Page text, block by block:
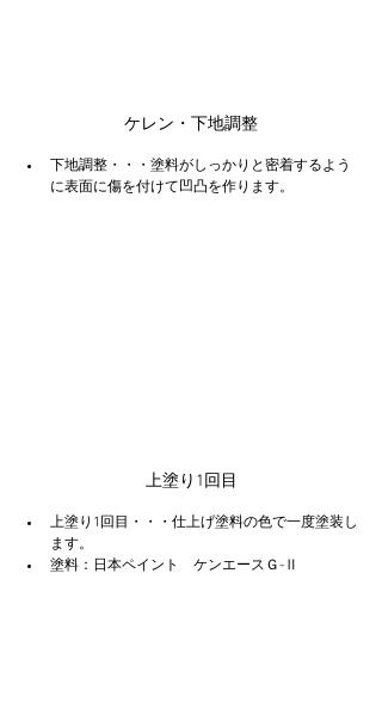
ケレン・下地調整
下地調整・・・塗料がしっかりと密着するよう
に表面に傷を付けて凹凸を作ります。
上塗り1回目
上塗り1回目・・・仕上げ塗料の色で一度塗装し
ます。
塗料：日本ペイント　ケンエースＧ-Ⅱ